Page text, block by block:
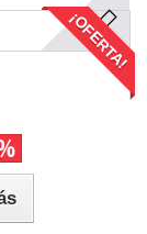
¡OFERTA!